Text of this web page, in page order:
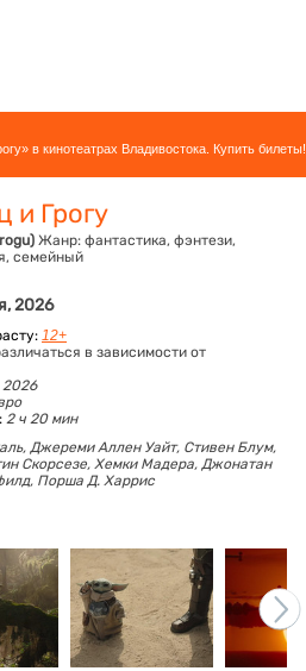
в кинотеатрах Владивостока. Купить билеты!
и Грогу
Жанр: фантастика, фэнтези,
семейный
2026
12+
в зависимости от
2 ч 20 мин
Джереми Аллен Уайт, Стивен Блум,
Скорсезе, Хемки Мадера, Джонатан
Порша Д. Харрис